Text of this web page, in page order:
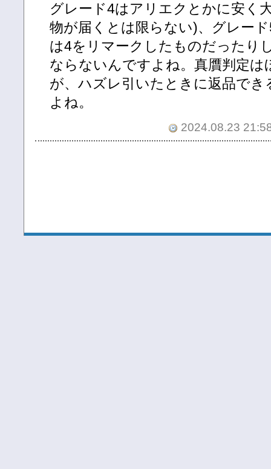
グレード4はアリエクとかに安く
物が届くとは限らない)、グレー
は4をリマークしたものだったり
ならないんですよね。真贋判定は
が、ハズレ引いたときに返品で
よね。
2024.08.23